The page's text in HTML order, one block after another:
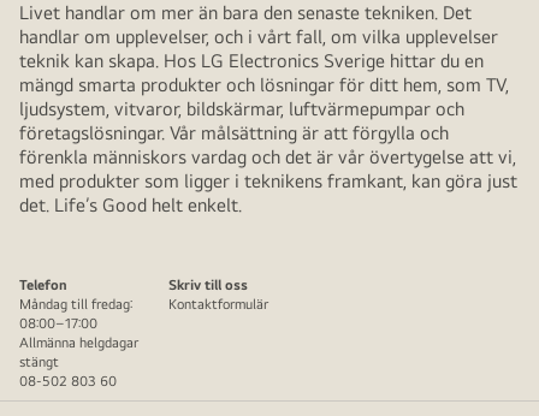
Livet handlar om mer än bara den senaste tekniken. Det
handlar om upplevelser, och i vårt fall, om vilka upplevelser
teknik kan skapa. Hos LG Electronics Sverige hittar du en
mängd smarta produkter och lösningar för ditt hem, som TV,
ljudsystem, vitvaror, bildskärmar, luftvärmepumpar och
företagslösningar. Vår målsättning är att förgylla och
förenkla människors vardag och det är vår övertygelse att vi,
med produkter som ligger i teknikens framkant, kan göra just
det. Life’s Good helt enkelt.
Telefon
Måndag till fredag:
08:00–17:00
Allmänna helgdagar
stängt
08-502 803 60
Skriv till oss
Kontaktformulär